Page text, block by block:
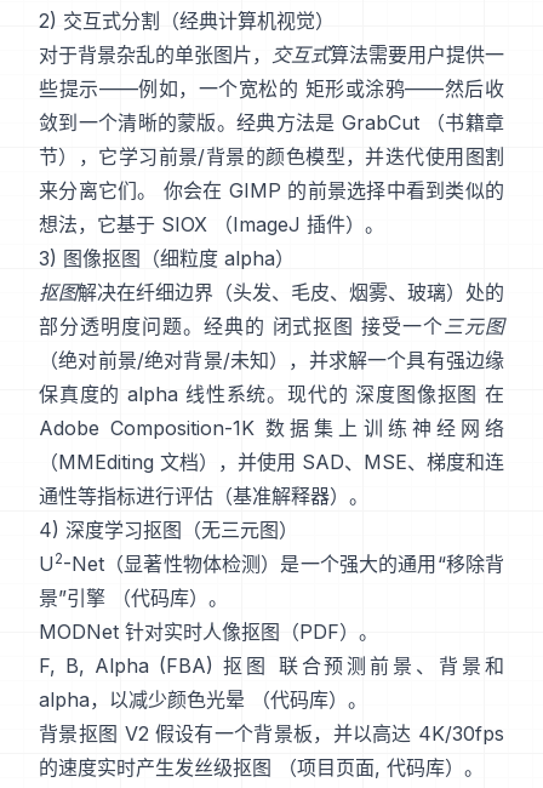
2) 交互式分割（经典计算机视觉）
对于背景杂乱的单张图片， 交互式算法需要用户提供一
些提示——例如，一个宽松的 矩形或涂鸦——然后收
敛到一个清晰的蒙版。经典方法是 GrabCut （书籍章
节），它学习前景/背景的颜色模型，并迭代使用图割
来分离它们。 你会在 GIMP 的前景选择中看到类似的
想法，它基于 SIOX （ImageJ 插件）。
3) 图像抠图（细粒度 alpha）
抠图解决在纤细边界（头发、毛皮、烟雾、玻璃）处的
部分透明度问题。经典的 闭式抠图 接受一个三元图
（绝对前景/绝对背景/未知），并求解一个具有强边缘
保真度的 alpha 线性系统。现代的 深度图像抠图 在
Adobe Composition-1K 数据集上训练神经网络
（MMEditing 文档），并使用 SAD、MSE、梯度和连
通性等指标进行评估（基准解释器）。
4) 深度学习抠图（无三元图）
U2-Net （显著性物体检测）是一个强大的通用“移除背
景”引擎
（代码库）。
MODNet 针对实时人像抠图（PDF）。
F, B, Alpha (FBA) 抠图
联合预测前景、背景和
alpha，以减少颜色光晕
（代码库）。
背景抠图 V2 假设有一个背景板，并以高达 4K/30fps
的速度实时产生发丝级抠图
（项目页面, 代码库）。